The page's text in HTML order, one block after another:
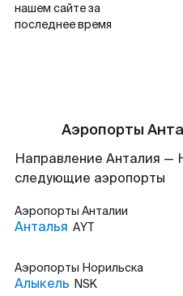
нашем сайте за
последнее время
Аэропорты
Направление Анталия —
следующие аэропорты
Аэропорты Анталии
Анталья AYT
Аэропорты Норильска
Алыкель NSK